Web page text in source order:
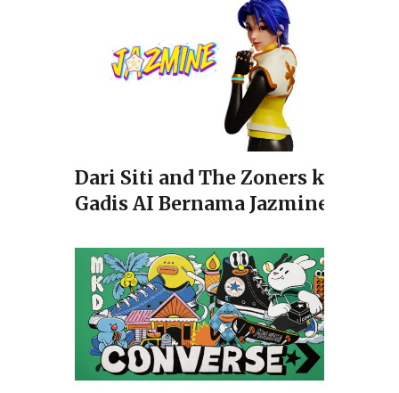
Dari Siti and The Zoners ke
Gadis AI Bernama Jazmine